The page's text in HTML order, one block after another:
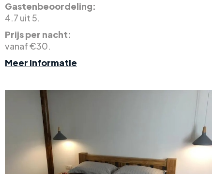
Gastenbeoordeling:
4.7 uit 5.
Prijs per nacht:
vanaf €30.
Meer informatie